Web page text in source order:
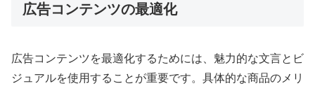
広告コンテンツの最適化
広告コンテンツを最適化するためには、魅力的な文言とビ
ジュアルを使用することが重要です。具体的な商品のメリ